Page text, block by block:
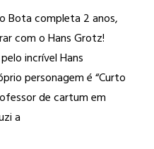
Bota completa 2 anos,
com o Hans Grotz!
incrível Hans
personagem é “Curto
de cartum em
a